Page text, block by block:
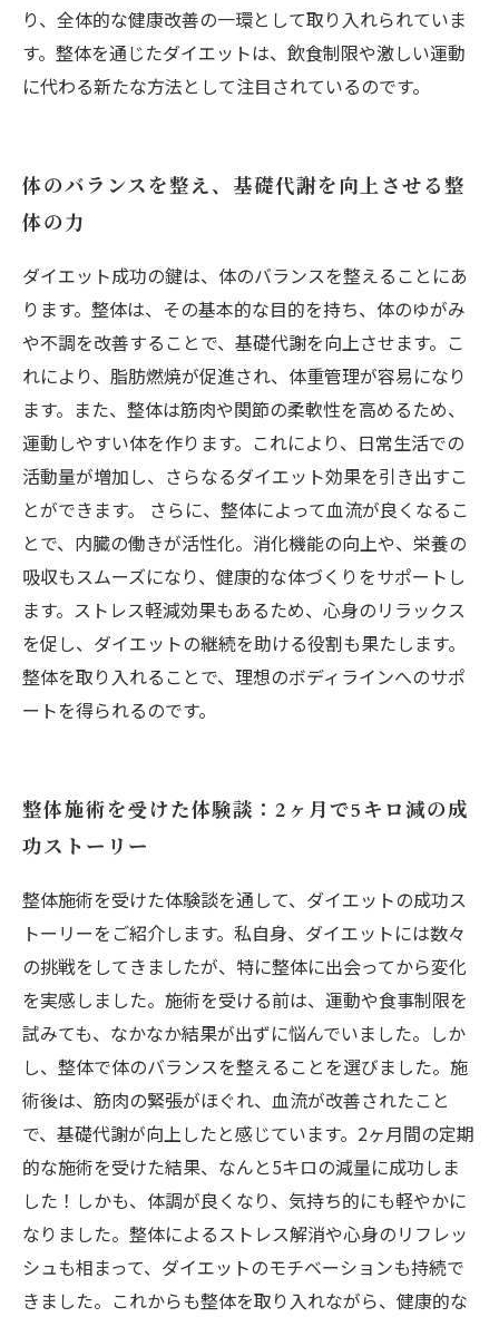
り、全体的な健康改善の一環として取り入れられていま
す。整体を通じたダイエットは、飲食制限や激しい運動
に代わる新たな方法として注目されているのです。
体のバランスを整え、基礎代謝を向上させる整
体の力
ダイエット成功の鍵は、体のバランスを整えることにあ
ります。整体は、その基本的な目的を持ち、体のゆがみ
や不調を改善することで、基礎代謝を向上させます。こ
れにより、脂肪燃焼が促進され、体重管理が容易になり
ます。また、整体は筋肉や関節の柔軟性を高めるため、
運動しやすい体を作ります。これにより、日常生活での
活動量が増加し、さらなるダイエット効果を引き出すこ
とができます。 さらに、整体によって血流が良くなるこ
とで、内臓の働きが活性化。消化機能の向上や、栄養の
吸収もスムーズになり、健康的な体づくりをサポートし
ます。ストレス軽減効果もあるため、心身のリラックス
を促し、ダイエットの継続を助ける役割も果たします。
整体を取り入れることで、理想のボディラインへのサポ
ートを得られるのです。
整体施術を受けた体験談：2ヶ月で5キロ減の成
功ストーリー
整体施術を受けた体験談を通して、ダイエットの成功ス
トーリーをご紹介します。私自身、ダイエットには数々
の挑戦をしてきましたが、特に整体に出会ってから変化
を実感しました。施術を受ける前は、運動や食事制限を
試みても、なかなか結果が出ずに悩んでいました。しか
し、整体で体のバランスを整えることを選びました。施
術後は、筋肉の緊張がほぐれ、血流が改善されたこと
で、基礎代謝が向上したと感じています。2ヶ月間の定期
的な施術を受けた結果、なんと5キロの減量に成功しま
した！しかも、体調が良くなり、気持ち的にも軽やかに
なりました。整体によるストレス解消や心身のリフレッ
シュも相まって、ダイエットのモチベーションも持続で
きました。これからも整体を取り入れながら、健康的な